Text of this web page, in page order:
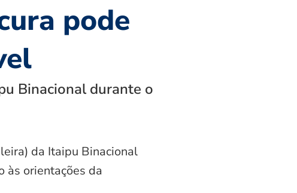
pode
Binacional durante o
da Itaipu Binacional
às orientações da